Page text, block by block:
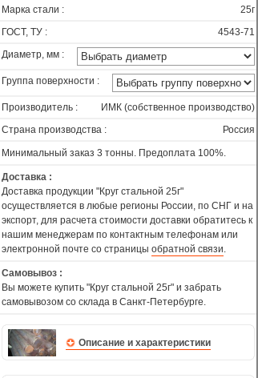
Марка стали :
25г
ГОСТ, ТУ :
4543-71
Диаметр, мм :
Группа поверхности :
Производитель :
ИМК (собственное производство)
Страна производства :
Россия
Минимальный заказ 3 тонны. Предоплата 100%.
Доставка :
Доставка продукции "Круг стальной 25г"
осуществляется в любые регионы России, по СНГ и на
экспорт, для расчета стоимости доставки обратитесь к
нашим менеджерам по контактным телефонам или
электронной почте со страницы обратной связи.
Самовывоз :
Вы можете купить "Круг стальной 25г" и забрать
самовывозом со склада в Санкт-Петербурге.
Описание и характеристики